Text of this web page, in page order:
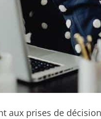
aux prises de